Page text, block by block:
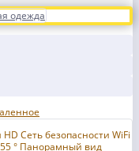
одежда